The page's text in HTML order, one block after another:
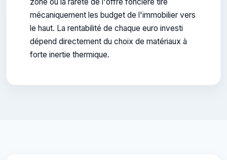
zone où la rareté de l'offre foncière tire
mécaniquement les budget de l'immobilier vers
le haut. La rentabilité de chaque euro investi
dépend directement du choix de matériaux à
forte inertie thermique.